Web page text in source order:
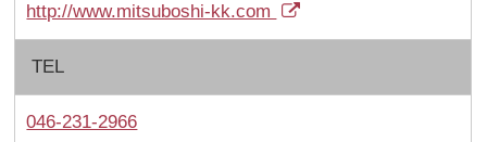
http://www.mitsuboshi-kk.com
TEL
046-231-2966